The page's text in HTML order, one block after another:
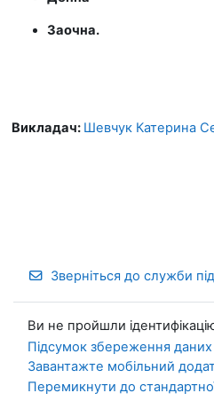
Заочна.
Викладач: Шевчук Катерина
Зверніться до служби
Ви не пройшли
Підсумок збереження даних
Завантажте мобільний
Перемикнути до